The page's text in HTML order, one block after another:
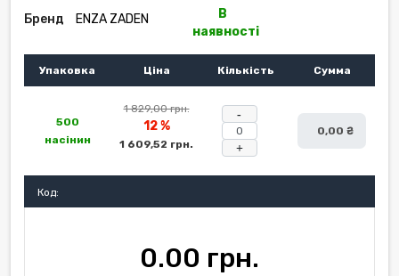
Бренд ENZA ZADEN
В
наявності
Упаковка Ціна Кількість Сумма
500
насінин
1 829,00 грн.
12 %
1 609,52 грн. +
0,00 ₴
Код:
0.00 грн.